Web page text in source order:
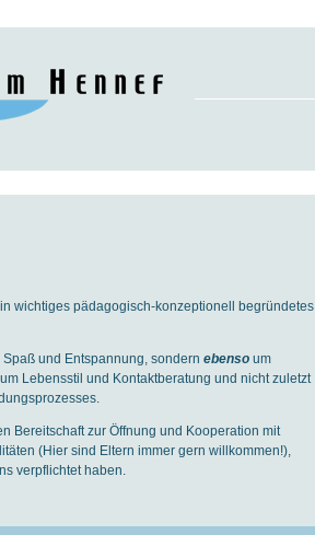
wichtiges pädagogisch-konzeptionell begründetes
und Entspannung, sondern ebenso um
Lebensstil und Kontaktberatung und nicht zuletzt
Bereitschaft zur Öffnung und Kooperation mit
(Hier sind Eltern immer gern willkommen!),
verpflichtet haben.